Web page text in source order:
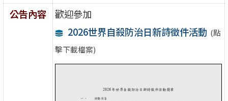
公告內容
歡迎參加
2026世界自殺防治日新詩徵件活動 (點
擊下載檔案)